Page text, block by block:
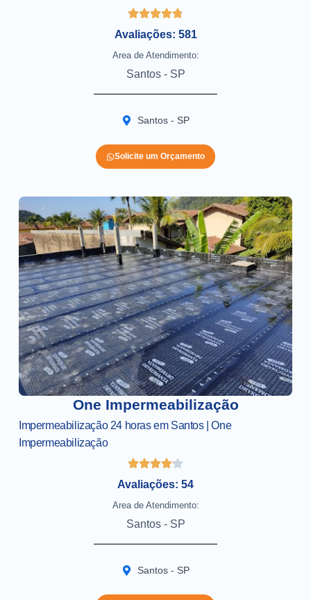
Avaliações: 581
Area de Atendimento:
Santos - SP
Santos - SP
Solicite um Orçamento
One Impermeabilização
Impermeabilização 24 horas em Santos | One
Impermeabilização
Avaliações: 54
Area de Atendimento:
Santos - SP
Santos - SP